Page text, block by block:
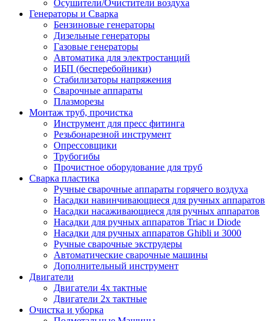
Осушители/Очистители воздуха
Генераторы и Сварка
Бензиновые генераторы
Дизельные генераторы
Газовые генераторы
Автоматика для электростанций
ИБП (бесперебойники)
Стабилизаторы напряжения
Сварочные аппараты
Плазморезы
Монтаж труб, прочистка
Инструмент для пресс фитинга
Резьбонарезной инструмент
Опрессовщики
Трубогибы
Прочистное оборудование для труб
Сварка пластика
Ручные сварочные аппараты горячего воздуха
Насадки навинчивающиеся для ручных аппаратов
Насадки насаживающиеся для ручных аппаратов
Насадки для ручных аппаратов Triac и Diode
Насадки для ручных аппаратов Ghibli и 3000
Ручные сварочные экструдеры
Автоматические сварочные машины
Дополнительный инструмент
Двигатели
Двигатели 4х тактные
Двигатели 2х тактные
Очистка и уборка